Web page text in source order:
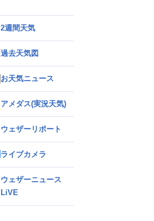
2週間天気
過去天気図
お天気ニュース
アメダス(実況天気)
ウェザーリポート
ライブカメラ
ウェザーニュース
LiVE